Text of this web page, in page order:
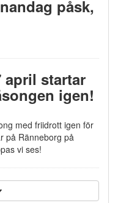
påsk,
april startar
igen!
med friidrott igen för
på Ränneborg på
vi ses!